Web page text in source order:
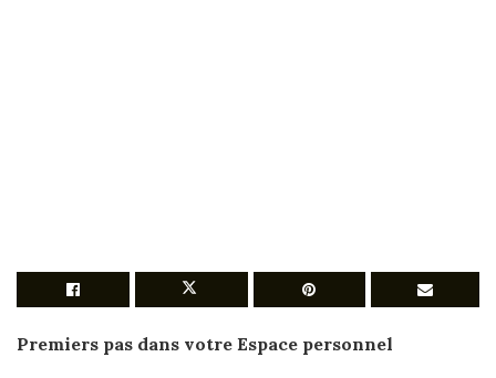
Premiers pas dans votre Espace personnel